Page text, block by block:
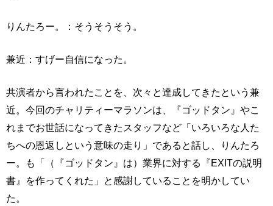
りんたろー。：そうそうそう。
兼近：すげー自信になった。
共演者から言われたことを、次々と達成してきたという兼
近。今回のチャリティーマラソンは、『ゴッドタン』やこ
れまでお世話になってきたスタッフなど「いろいろな人た
ちへの恩返しという意味の走り」であると話し、りんたろ
ー。も「（『ゴッドタン』は）業界に対する『EXITの説明
書』を作ってくれた」と感謝していることを明かしてい
た。